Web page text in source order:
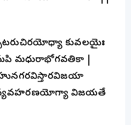
కువలయైః
మధురాభోగవతికా |
విజయతే